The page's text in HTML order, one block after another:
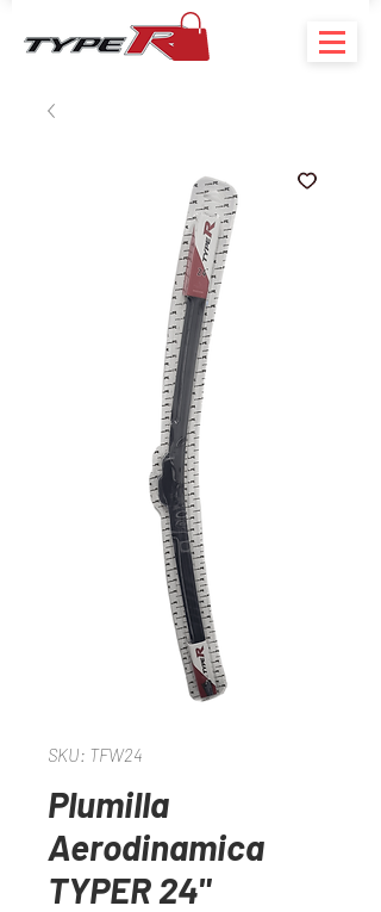
SKU: TFW24
Plumilla
Aerodinamica
TYPER 24"